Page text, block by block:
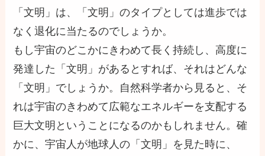
「文明」は、「文明」のタイプとしては進歩では
なく退化に当たるのでしょうか。
もし宇宙のどこかにきわめて長く持続し、高度に
発達した「文明」があるとすれば、それはどんな
「文明」でしょうか。自然科学者から見ると、そ
れは宇宙のきわめて広範なエネルギーを支配する
巨大文明ということになるのかもしれません。確
かに、宇宙人が地球人の「文明」を見た時に、